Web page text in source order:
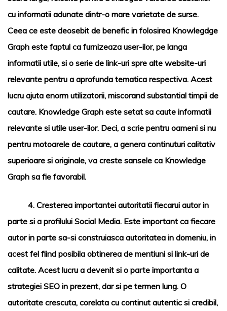
cu informatii adunate dintr-o mare varietate de surse.
Ceea ce este deosebit de benefic in folosirea Knowlegdge
Graph este faptul ca furnizeaza user-ilor, pe langa
informatii utile, si o serie de link-uri spre alte website-uri
relevante pentru a aprofunda tematica respectiva. Acest
lucru ajuta enorm utilizatorii, miscorand substantial timpii de
cautare. Knowledge Graph este setat sa caute informatii
relevante si utile user-ilor. Deci, a scrie pentru oameni si nu
pentru motoarele de cautare, a genera continuturi calitativ
superioare si originale, va creste sansele ca Knowledge
Graph sa fie favorabil.
4. Cresterea importantei autoritatii fiecarui autor in
parte si a profilului Social Media. Este important ca fiecare
autor in parte sa-si construiasca autoritatea in domeniu, in
acest fel fiind posibila obtinerea de mentiuni si link-uri de
calitate. Acest lucru a devenit si o parte importanta a
strategiei SEO in prezent, dar si pe termen lung. O
autoritate crescuta, corelata cu continut autentic si credibil,